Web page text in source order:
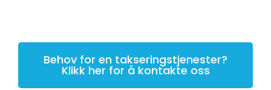
Behov for en takseringstjenester?
Klikk her for å kontakte oss